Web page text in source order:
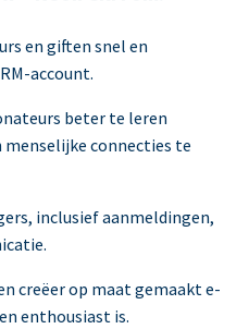
en giften snel en
account.
beter te leren
menselijke connecties te
inclusief aanmeldingen,
creëer op maat gemaakt e-
enthousiast is.